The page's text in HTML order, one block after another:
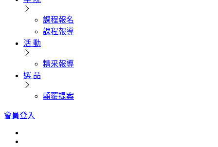
課程報名
課程報導
活 動
精采報導
選 品
顛覆提案
會員登入